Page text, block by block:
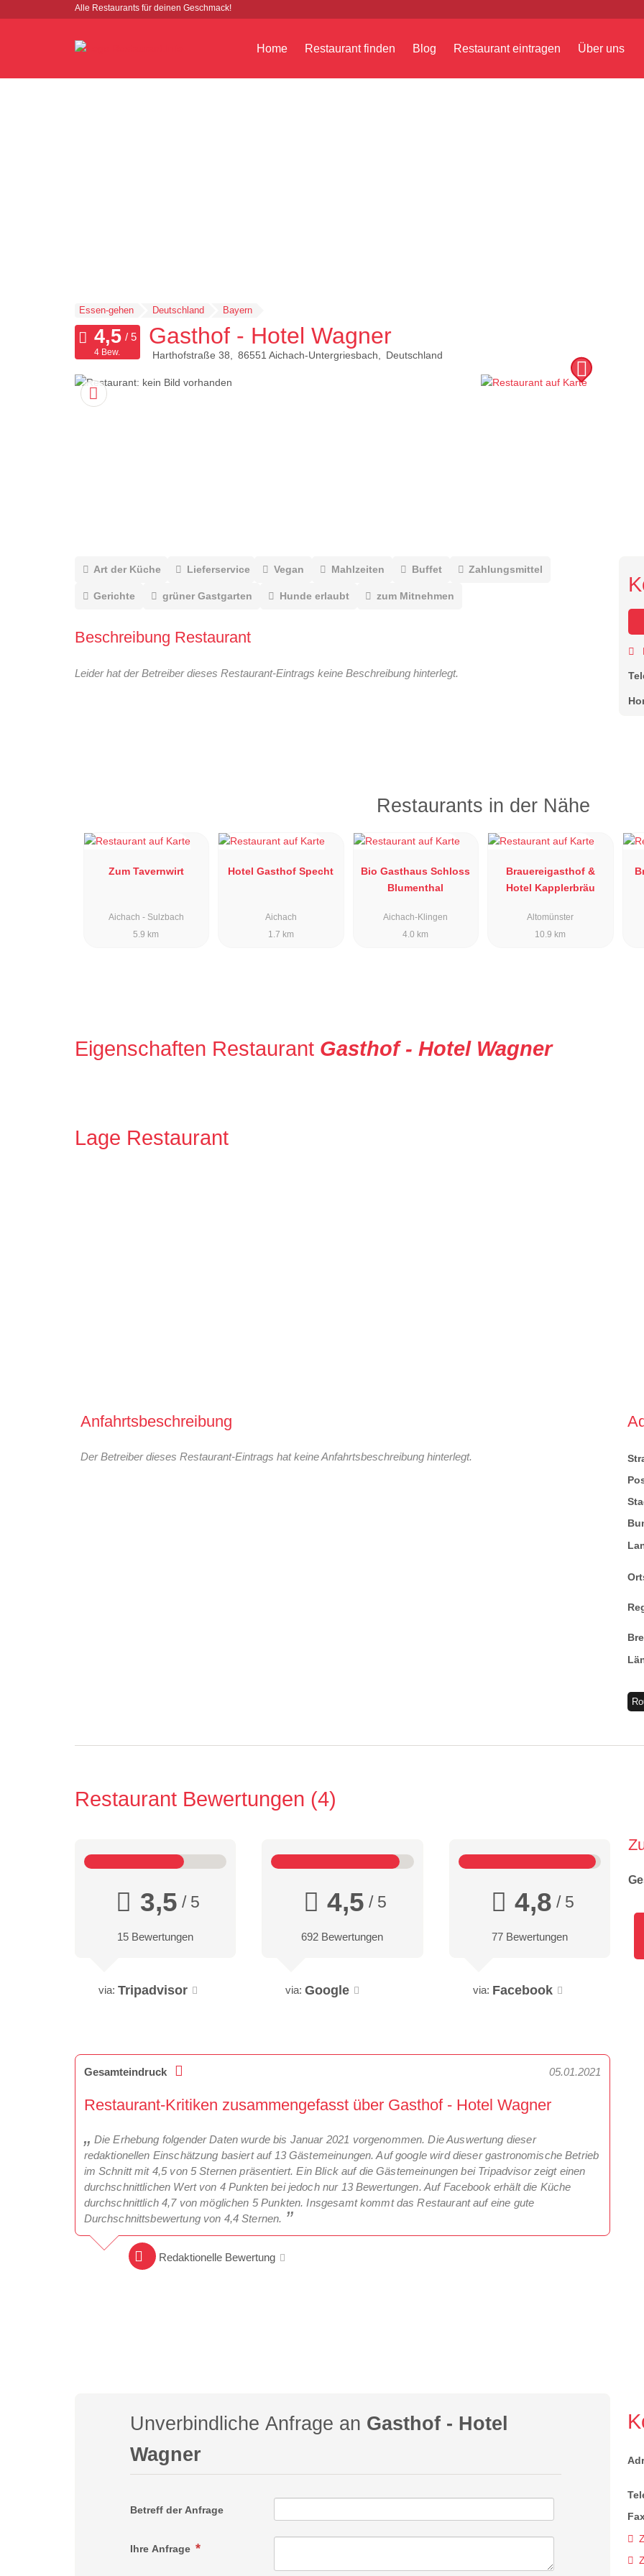
Alle Restaurants für deinen Geschmack!
Home Restaurant finden Blog Restaurant eintragen Über uns
Essen-gehen Deutschland Bayern
Gasthof - Hotel Wagner
Harthofstraße 38 86551 Aichach-Untergriesbach Deutschland
4 Bew.
Art der Küche Lieferservice Vegan Mahlzeiten Buffet Zahlungsmittel
Gerichte grüner Gastgarten Hunde erlaubt zum Mitnehmen
Beschreibung Restaurant
Leider hat der Betreiber dieses Restaurant-Eintrags keine Beschreibung hinterlegt.
Restaurants in der Nähe
Zum Tavernwirt
Aichach - Sulzbach
5.9 km
Hotel Gasthof Specht
Aichach
1.7 km
Bio Gasthaus Schloss
Blumenthal
Aichach-Klingen
4.0 km
Brauereigasthof &
Hotel Kapplerbräu
Altomünster
10.9 km
Eigenschaften Restaurant Gasthof - Hotel Wagner
Lage Restaurant
Anfahrtsbeschreibung
Der Betreiber dieses Restaurant-Eintrags hat keine Anfahrtsbeschreibung hinterlegt.
Restaurant Bewertungen 4
3,5 / 5
15 Bewertungen
via: Tripadvisor
4,5 / 5
692 Bewertungen
via: Google
4,8 / 5
77 Bewertungen
via: Facebook
Gesamteindruck 05.01.2021
Restaurant-Kritiken zusammengefasst über Gasthof - Hotel Wagner
Die Erhebung folgender Daten wurde bis Januar 2021 vorgenommen. Die Auswertung dieser
redaktionellen Einschätzung basiert auf 13 Gästemeinungen. Auf google wird dieser gastronomische Betrieb
im Schnitt mit 4,5 von 5 Sternen präsentiert. Ein Blick auf die Gästemeinungen bei Tripadvisor zeigt einen
durchschnittlichen Wert von 4 Punkten bei jedoch nur 13 Bewertungen. Auf Facebook erhält die Küche
durchschnittlich 4,7 von möglichen 5 Punkten. Insgesamt kommt das Restaurant auf eine gute
Durchschnittsbewertung von 4,4 Sternen.
Redaktionelle Bewertung
Unverbindliche Anfrage an Gasthof - Hotel
Wagner
Betreff der Anfrage
Ihre Anfrage